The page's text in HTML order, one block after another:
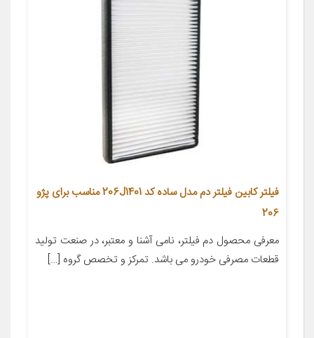
فیلتر کابین فیلتر دم مدل ساده کد 206J1401 مناسب برای پژو
206
معرفی محصول دم فیلتر، نامی آشنا و معتبر، در صنعت تولید
قطعات مصرفی خودرو می باشد. تمرکز و تخصص گروه […]